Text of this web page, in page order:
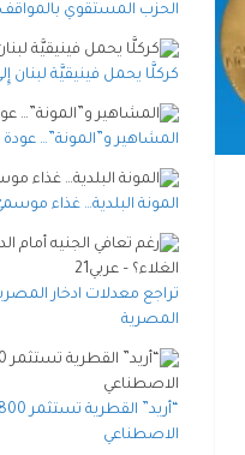
الحزب المستقوي بالمواقف
كركلَّا يحمل فينيقيَّة لبنان
المشاهير و”المونة”…
المونة البلدية… غذاء
تراجع معدلات ادخار
المصرية
الاصطناعي